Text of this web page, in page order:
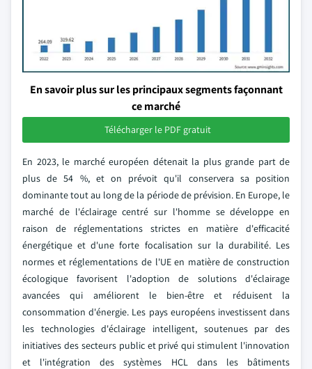
En savoir plus sur les principaux segments façonnant
ce marché
Télécharger le PDF gratuit
En 2023, le marché européen détenait la plus grande part de
plus de 54 %, et on prévoit qu'il conservera sa position
dominante tout au long de la période de prévision. En Europe, le
marché de l'éclairage centré sur l'homme se développe en
raison de réglementations strictes en matière d'efficacité
énergétique et d'une forte focalisation sur la durabilité. Les
normes et réglementations de l'UE en matière de construction
écologique favorisent l'adoption de solutions d'éclairage
avancées qui améliorent le bien-être et réduisent la
consommation d'énergie. Les pays européens investissent dans
les technologies d'éclairage intelligent, soutenues par des
initiatives des secteurs public et privé qui stimulent l'innovation
et l'intégration des systèmes HCL dans les bâtiments